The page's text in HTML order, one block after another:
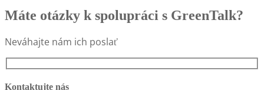
Máte otázky k spolupráci s GreenTalk?
Neváhajte nám ich poslať
Kontaktujte nás